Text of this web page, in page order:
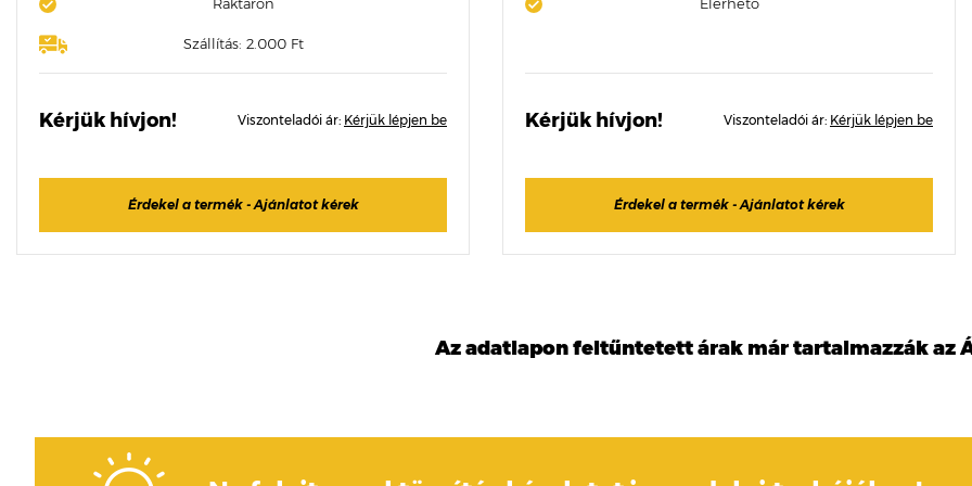
Szállítás: 2.000 Ft
Kérjük hívjon! Viszonteladói ár: Kérjük lépjen be
Érdekel a termék - Ajánlatot kérek
Kérjük hívjon! Viszonteladói ár: Kérjük lépjen be
Érdekel a termék - Ajánlatot kérek
Az adatlapon feltűntetett árak már tartalmazzák az